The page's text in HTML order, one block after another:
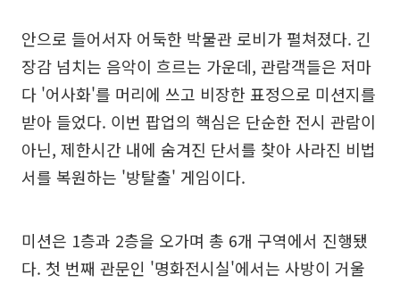
안으로 들어서자 어둑한 박물관 로비가 펼쳐졌다. 긴
장감 넘치는 음악이 흐르는 가운데, 관람객들은 저마
다 '어사화'를 머리에 쓰고 비장한 표정으로 미션지를
받아 들었다. 이번 팝업의 핵심은 단순한 전시 관람이
아닌, 제한시간 내에 숨겨진 단서를 찾아 사라진 비법
서를 복원하는 '방탈출' 게임이다.
미션은 1층과 2층을 오가며 총 6개 구역에서 진행됐
다. 첫 번째 관문인 '명화전시실'에서는 사방이 거울